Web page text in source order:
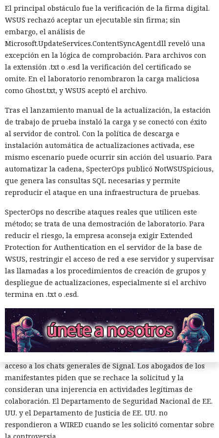
Departamento de Seguridad Nacional y del Servicio de
Inmigración y Control de Aduanas de EE. UU. (ICE). Los chats
ayudaban a vigilar las redadas, documentarlas y advertir a
los vecinos.
Ahora el gobiernoquiere mirardentro de esos grupos. En el
marco del proceso judicial, las autoridades solicitaron
información sobre las acciones a las que asistieron los
demandantes, mensajes con sus opiniones sobre las
actuaciones de las fuerzas y comunicaciones sobre dónde y
cuándo era posible vigilar o grabar el trabajo de ICE. La
solicitud abarca material desde el 20 de enero de 2025.
La defensa trazó la línea precisamente en los grandes chats
distritales de Signal y se negó a entregarlos al gobierno.
Conversaciones más reducidas fueron proporcionadas por
los abogados al tribunal, pero ocultaron los contactos de
participantes externos y fragmentos que podrían revelar
prioridades internas, tácticas o planes de los grupos. Los
juristas consideran que revelar esos datos dañaría la
libertad de asociación.
El interés del gobierno no se limitó al contenido de los
mensajes. Durante los interrogatorios a los demandantes,
los abogados del gobierno intentaron averiguar si en los
chats había funcionarias o funcionarios y grupos políticos,
si participaban personas de otros estados y quién
organizaba las comunidades. De hecho, la disputa sobre la
vigilancia se convirtió en una lucha separada por la
identificación de los participantes de los grupos cerrados.
El tribunal aún no ha decidido si las autoridades obtendrán
acceso a los chats generales de Signal. Los abogados de los
manifestantes piden que se rechace la solicitud y la
consideran una injerencia en actividades legítimas de
colaboración. El Departamento de Seguridad Nacional de EE.
UU. y el Departamento de Justicia de EE. UU. no
respondieron a WIRED cuando se les solicitó comentar sobre
El principal obstáculo fue la verificación de la firma digital.
WSUS rechazó aceptar un ejecutable sin firma; sin
embargo, el análisis de
Microsoft.UpdateServices.ContentSyncAgent.dll reveló una
excepción en la lógica de comprobación. Para archivos con
la extensión .txt o .esd la verificación del certificado se
omite. En el laboratorio renombraron la carga maliciosa
como Ghost.txt, y WSUS aceptó el archivo.
Tras el lanzamiento manual de la actualización, la estación
de trabajo de prueba instaló la carga y se conectó con éxito
al servidor de control. Con la política de descarga e
instalación automática de actualizaciones activada, ese
mismo escenario puede ocurrir sin acción del usuario. Para
automatizar la cadena, SpecterOps publicó NotWSUSpicious,
que genera las consultas SQL necesarias y permite
reproducir el ataque en una infraestructura de pruebas.
SpecterOps no describe ataques reales que utilicen este
método; se trata de una demostración de laboratorio. Para
reducir el riesgo, la empresa aconseja exigir Extended
Protection for Authentication en el servidor de la base de
WSUS, restringir el acceso de red a ese servidor y supervisar
las llamadas a los procedimientos de creación de grupos y
despliegue de actualizaciones, especialmente si el archivo
termina en .txt o .esd.